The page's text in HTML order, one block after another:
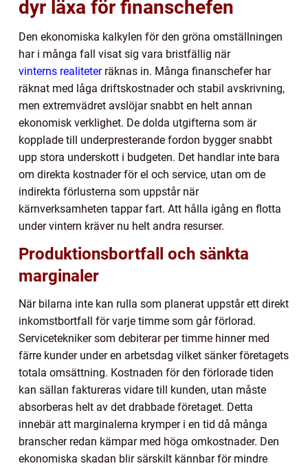
dyr läxa för finanschefen
Den ekonomiska kalkylen för den gröna omställningen
har i många fall visat sig vara bristfällig när
vinterns realiteterräknas in. Många finanschefer har
räknat med låga driftskostnader och stabil avskrivning,
men extremvädret avslöjar snabbt en helt annan
ekonomisk verklighet. De dolda utgifterna som är
kopplade till underpresterande fordon bygger snabbt
upp stora underskott i budgeten. Det handlar inte bara
om direkta kostnader för el och service, utan om de
indirekta förlusterna som uppstår när
kärnverksamheten tappar fart. Att hålla igång en flotta
under vintern kräver nu helt andra resurser.
Produktionsbortfall och sänkta
marginaler
När bilarna inte kan rulla som planerat uppstår ett direkt
inkomstbortfall för varje timme som går förlorad.
Servicetekniker som debiterar per timme hinner med
färre kunder under en arbetsdag vilket sänker företagets
totala omsättning. Kostnaden för den förlorade tiden
kan sällan faktureras vidare till kunden, utan måste
absorberas helt av det drabbade företaget. Detta
innebär att marginalerna krymper i en tid då många
branscher redan kämpar med höga omkostnader. Den
ekonomiska skadan blir särskilt kännbar för mindre